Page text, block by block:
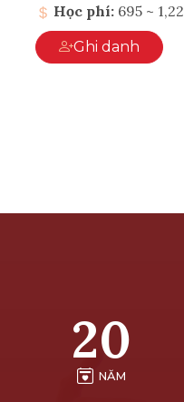
Học phí: 695 ~
Ghi danh
20
NĂM